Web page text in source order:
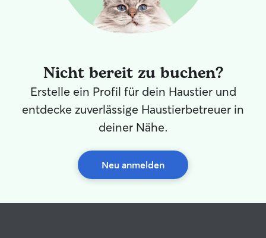
Nicht bereit zu buchen?
Erstelle ein Profil für dein Haustier und
entdecke zuverlässige Haustierbetreuer in
deiner Nähe.
Neu anmelden